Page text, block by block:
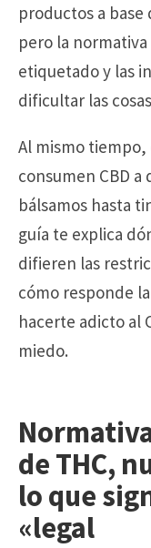
productos a base
pero la
etiquetado y las
dificultar las
Al mismo tiempo,
consumen CBD
bálsamos hasta
guía te explica
difieren las
cómo responde
hacerte adicto al
miedo.
de THC,
lo que
«legal